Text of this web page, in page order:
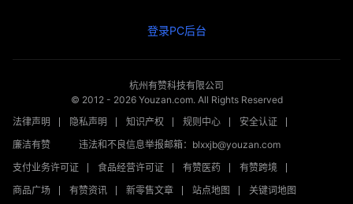
登录PC后台
杭州有赞科技有限公司
© 2012 - 2026Youzan.com. All Rights Reserved
法律声明
隐私声明 知识产权 规则中心
安全认证
廉洁有赞
违法和不良信息举报邮箱：blxxjb@youzan.com
支付业务许可证
食品经营许可证 有赞医药
有赞跨境
商品广场
有赞资讯 新零售文章 站点地图 关键词地图